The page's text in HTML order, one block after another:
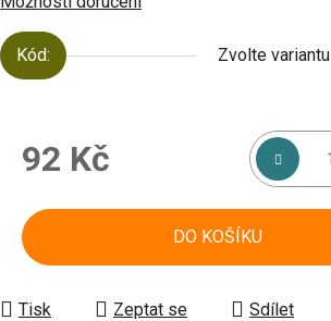
Kód: Zvolte variantu
92 Kč
DO KOŠÍKU
Tisk Zeptat se Sdílet